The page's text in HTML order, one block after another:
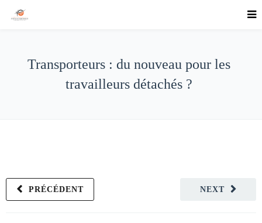
Transporteurs : du nouveau pour les
travailleurs détachés ?
NEXT
PRÉCÉDENT